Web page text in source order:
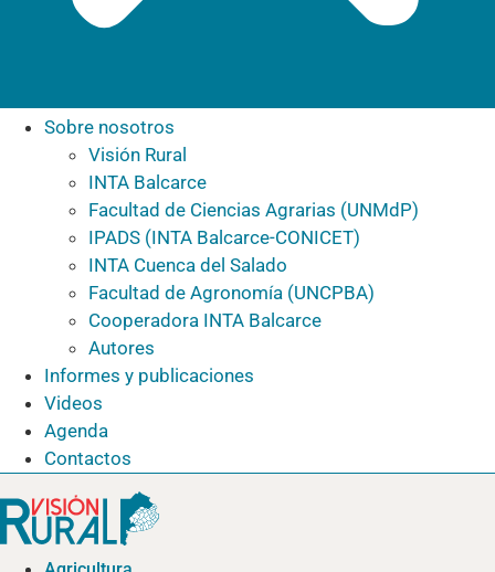
Sobre nosotros
Visión Rural
INTA Balcarce
Facultad de Ciencias Agrarias (UNMdP)
IPADS (INTA Balcarce-CONICET)
INTA Cuenca del Salado
Facultad de Agronomía (UNCPBA)
Cooperadora INTA Balcarce
Autores
Informes y publicaciones
Videos
Agenda
Contactos